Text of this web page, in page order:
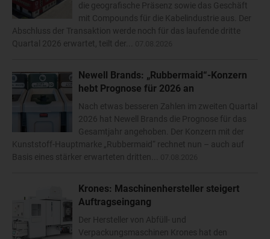
die geografische Präsenz sowie das Geschäft
mit Compounds für die Kabelindustrie aus. Der
Abschluss der Transaktion werde noch für das laufende dritte
Quartal 2026 erwartet, teilt der...
Newell Brands: „Rubbermaid“-Konzern
hebt Prognose für 2026 an
Nach etwas besseren Zahlen im zweiten Quartal
2026 hat Newell Brands die Prognose für das
Gesamtjahr angehoben. Der Konzern mit der
Kunststoff-Hauptmarke „Rubbermaid“ rechnet nun – auch auf
Basis eines stärker erwarteten dritten...
Krones: Maschinenhersteller steigert
Auftragseingang
Der Hersteller von Abfüll- und
Verpackungsmaschinen Krones hat den